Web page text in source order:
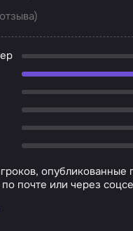
опубликованные
почте или через